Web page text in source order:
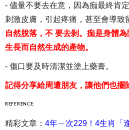
- 儘量不要去在意，因為痂最終肯
刺激皮膚，引起疼痛，甚至會導致
自然脫落，不 要去剝。痂是身體
生長而自然生成的產物。
- 傷口要及時清潔並塗上藥膏。
記得分享給周遭朋友，讓他們也擺
REFERENCE:
精彩文章： 4年ㄧ次229！4生肖「